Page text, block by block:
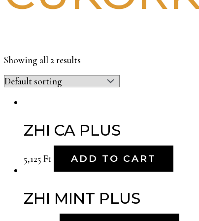
Showing all 2 results
ZHI CA PLUS
5,125 Ft ADD TO CART
ZHI MINT PLUS